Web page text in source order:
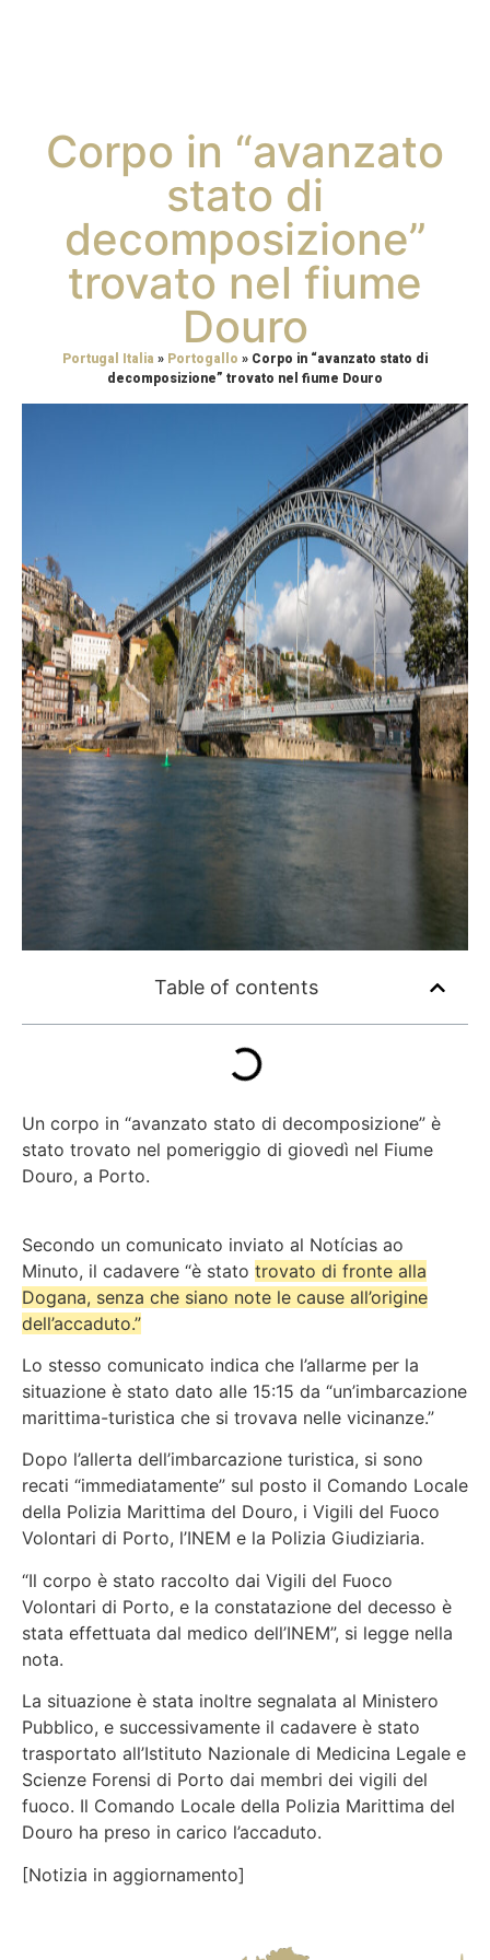
Corpo in “avanzato
stato di
decomposizione”
trovato nel fiume
Douro
Portugal Italia » Portogallo » Corpo in “avanzato stato di
decomposizione” trovato nel fiume Douro
Table of contents
Un corpo in “avanzato stato di decomposizione” è
stato trovato nel pomeriggio di giovedì nel Fiume
Douro, a Porto.
Secondo un comunicato inviato al Notícias ao
Minuto, il cadavere “è stato trovato di fronte alla
Dogana, senza che siano note le cause all’origine
dell’accaduto.”
Lo stesso comunicato indica che l’allarme per la
situazione è stato dato alle 15:15 da “un’imbarcazione
marittima-turistica che si trovava nelle vicinanze.”
Dopo l’allerta dell’imbarcazione turistica, si sono
recati “immediatamente” sul posto il Comando Locale
della Polizia Marittima del Douro, i Vigili del Fuoco
Volontari di Porto, l’INEM e la Polizia Giudiziaria.
“Il corpo è stato raccolto dai Vigili del Fuoco
Volontari di Porto, e la constatazione del decesso è
stata effettuata dal medico dell’INEM”, si legge nella
nota.
La situazione è stata inoltre segnalata al Ministero
Pubblico, e successivamente il cadavere è stato
trasportato all’Istituto Nazionale di Medicina Legale e
Scienze Forensi di Porto dai membri dei vigili del
fuoco. Il Comando Locale della Polizia Marittima del
Douro ha preso in carico l’accaduto.
[Notizia in aggiornamento]